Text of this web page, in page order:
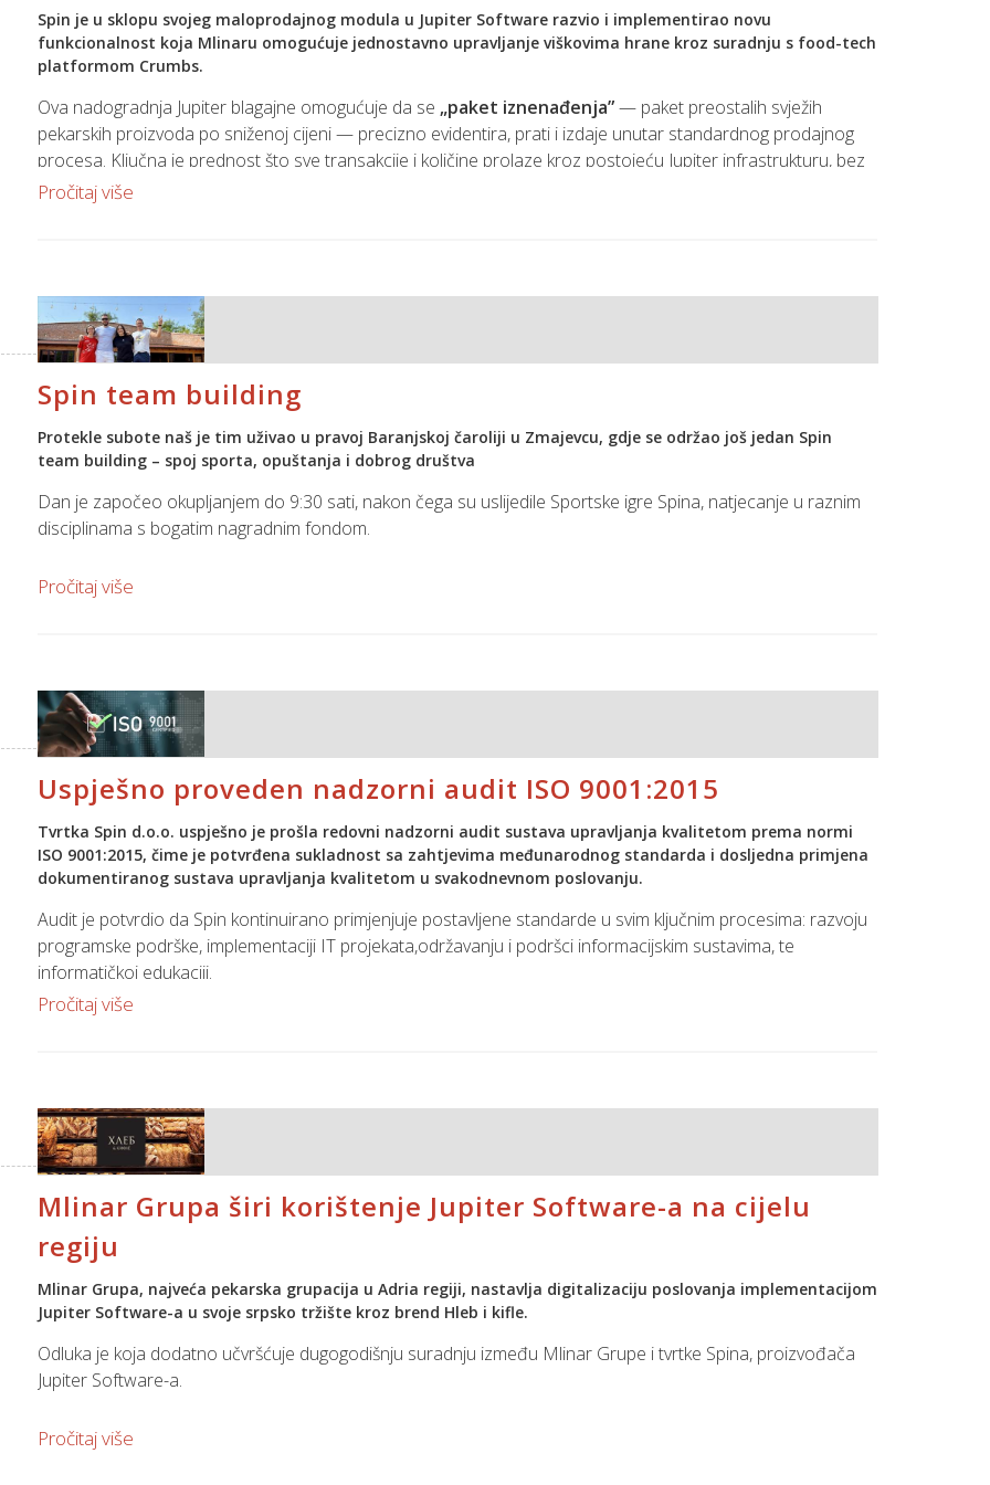
Spin će i dalje nastaviti pružati stručnu podršku i edukacije koje pomažu korisnicima da sigurno i jednostavno
primjenjuju zakonske i tehnološke novine u svakodnevnom radu.
Spin je u sklopu svojeg maloprodajnog modula u Jupiter Software razvio i implementirao novu
funkcionalnost koja Mlinaru omogućuje jednostavno upravljanje viškovima hrane kroz suradnju s food-tech
platformom Crumbs.
Ova nadogradnja Jupiter blagajne omogućuje da se „paket iznenađenja”— paket preostalih svježih
pekarskih proizvoda po sniženoj cijeni — precizno evidentira, prati i izdaje unutar standardnog prodajnog
procesa. Ključna je prednost što sve transakcije i količine prolaze kroz postojeću Jupiter infrastrukturu, bez
potrebe za dodatnim softverom ili ručnim radom.
standardni artikl, uz potpuno praćenje zalihe i prometa.
• Centralizirano upravljanje: Sve prodajne lokacije Mlinara dobivaju funkcionalnost automatski, kroz
postojeći Jupiter backend.
Rezultat
Mlinar sada može učinkovito smanjiti količinu neprodane hrane, dok kupci dobivaju pristup kvalitetnim
Software, ključna tehnologija iz Spinovog portfelja.
rješenja koja podržavaju moderne modele poslovanja i održivost u maloprodaji
Pročitaj više
Spin team building
Protekle subote naš je tim uživao u pravoj Baranjskoj čaroliji u Zmajevcu, gdje se održao još jedan Spin
team building – spoj sporta, opuštanja i dobrog društva
Dan je započeo okupljanjem do 9:30 sati, nakon čega su uslijedile Sportske igre Spina, natjecanje u raznim
disciplinama s bogatim nagradnim fondom.
Uz natjecateljski duh i puno smijeha, sudionici su se mogli okušati i u stolnom tenisu, golfu, badmintonu,
entuzijazmom sudjelovali u pripremi i degustaciji delicija.
Uz dobru hranu, piće, glazbu i druženje, još jednom smo dokazali da smo pravi tim – na poslu i izvan njega.
Hvala svima koji su sudjelovali i pomogli daBaranjska čarolijaponovno opravda svoje ime!
Pročitaj više
Uspješno proveden nadzorni audit ISO 9001:2015
Tvrtka Spin d.o.o. uspješno je prošla redovni nadzorni audit sustava upravljanja kvalitetom prema normi
ISO 9001:2015, čime je potvrđena sukladnost sa zahtjevima međunarodnog standarda i dosljedna primjena
dokumentiranog sustava upravljanja kvalitetom u svakodnevnom poslovanju.
Audit je potvrdio da Spin kontinuirano primjenjuje postavljene standarde u svim ključnim procesima: razvoju
programske podrške, implementaciji IT projekata,održavanju i podršci informacijskim sustavima, te
informatičkoj edukaciji.
Pročitaj više
Mlinar Grupa širi korištenje Jupiter Software-a na cijelu
regiju
Mlinar Grupa, najveća pekarska grupacija u Adria regiji, nastavlja digitalizaciju poslovanja implementacijom
Jupiter Software-a u svoje srpsko tržište kroz brend Hleb i kifle.
Odluka je koja dodatno učvršćuje dugogodišnju suradnju između Mlinar Grupe i tvrtke Spina, proizvođača
Jupiter Software-a.
Mlinar Grupa posluje u Hrvatskoj, Sloveniji i Srbiji, s više od 300 prodajnih mjesta i tržištem od 16 milijuna
Pročitaj više